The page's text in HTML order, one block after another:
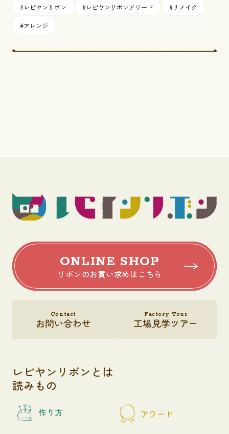
#レピヤンリボン #レピヤンリボンアワード #リメイク
#アレンジ
ONLINE SHOP
リボンのお買い求めはこちら
Contact
お問い合わせ
Factory Tour
工場見学ツアー
レピヤンリボンとは
読みもの
作り方 アワード